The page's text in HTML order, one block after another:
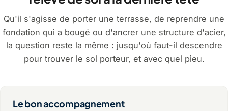
Qu'il s'agisse de porter une terrasse, de reprendre une
fondation qui a bougé ou d'ancrer une structure d'acier,
la question reste la même : jusqu'où faut-il descendre
pour trouver le sol porteur, et avec quel pieu.
Le bon accompagnement